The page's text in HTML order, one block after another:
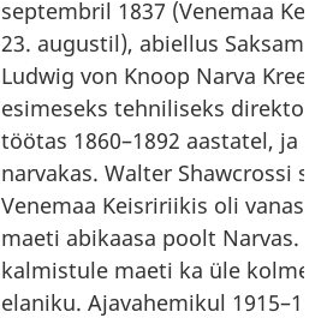
septembril 1837 (Venemaa
23. augustil), abiellus
Ludwig von Knoop Narva
esimeseks tehniliseks
töötas 1860–1892 aastatel, ja
narvakas. Walter Shawcrossi
Venemaa Keisririikis oli vanas
maeti abikaasa poolt Narvas.
kalmistule maeti ka üle
elaniku. Ajavahemikul